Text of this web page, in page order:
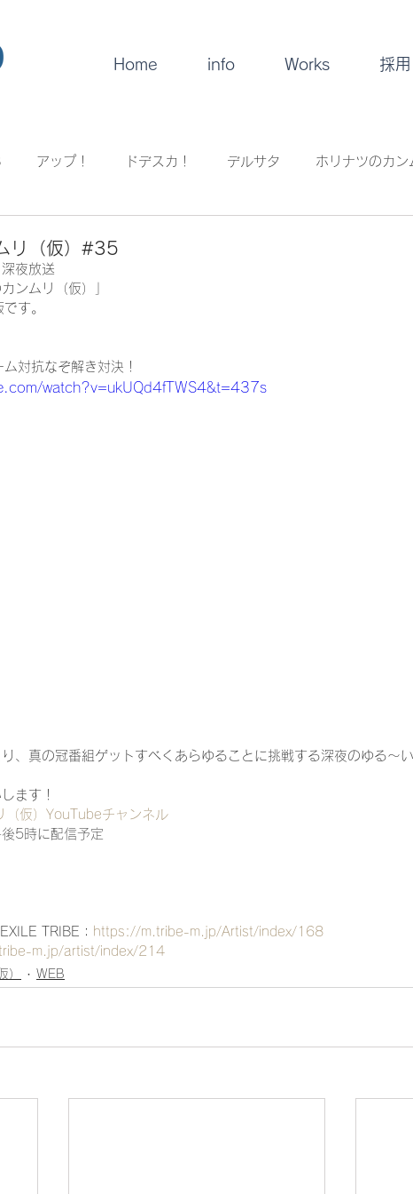
Home info Works 採用
アップ！ ドデスカ！ デルサタ ホリナツのカン
！
リ（仮）#35
夜放送
ンムリ（仮）」
す。
対抗なぞ解き対決！
watch?v=ukUQd4fTWS4&t=437s
、 真の冠番組ゲットすべくあらゆることに挑戦する深夜のゆる〜
ます！
仮） YouTubeチャンネル
5時に配信予定
TRIBE： https://m.tribe-m.jp/Artist/index/168
m.jp/artist/index/214
） WEB